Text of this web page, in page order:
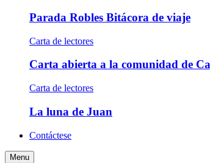
Parada Robles Bitácora de viaje
Carta de lectores
Carta abierta a la comunidad de
Carta de lectores
La luna de Juan
Contáctese
Menu